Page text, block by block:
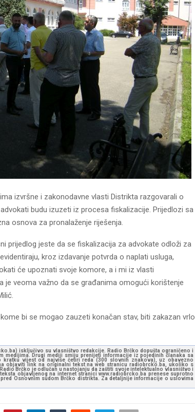
izvršne i zakonodavne vlasti Distrikta razgovarali o
budu izuzeti iz procesa fiskalizacije. Prijedlozi sa
osnova za pronalaženje riješenja.
prijedlog jeste da se fiskalizacija za advokate odloži za
kroz izdavanje potvrda o naplati usluga,
će upoznati svoje komore, a i mi iz vlasti
veoma važno da se građanima omogući korištenje
bi se mogao zauzeti konačan stav, biti zakazan vrlo
isključivo su vlasništvo redakcije. Radio Brčko dopušta ograničeno i
medijima. Drugi mediji smiju prenijeti informacije iz pojedinih članaka sa
kratku vijest od najviše četiri reda (300 slovnih znakova), uz obavezno
objaviti link na originalni tekst na web stranicu radiobrcko.ba, ukoliko s
Brčko je odlučan u nastojanju da zaštiti svoje intelektualno vlasništvo i
objavljenog na internet stranici www.radiobrcko.ba prenese suprotno
Osnovnim sudom Brčko distrikta. Za detaljnije informacije o uslovima